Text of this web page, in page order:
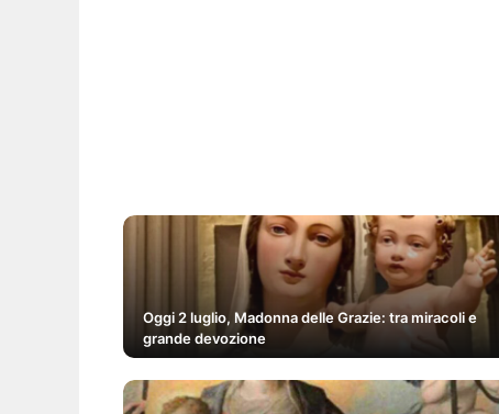
Oggi 2 luglio, Madonna delle Grazie: tra miracoli e
grande devozione